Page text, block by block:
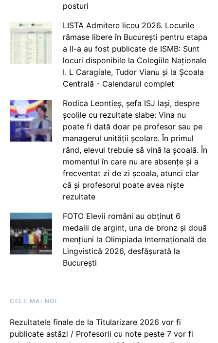
posturi
LISTA Admitere liceu 2026. Locurile
rămase libere în București pentru etapa
a II-a au fost publicate de ISMB: Sunt
locuri disponibile la Colegiile Naționale
I. L Caragiale, Tudor Vianu și la Școala
Centrală - Calendarul complet
Rodica Leontieș, șefa ISJ Iași, despre
școlile cu rezultate slabe: Vina nu
poate fi dată doar pe profesor sau pe
managerul unității școlare. În primul
rând, elevul trebuie să vină la școală. În
momentul în care nu are absențe și a
frecventat zi de zi școala, atunci clar
că și profesorul poate avea niște
rezultate
FOTO Elevii români au obținut 6
medalii de argint, una de bronz și două
mențiuni la Olimpiada Internațională de
Lingvistică 2026, desfășurată la
București
CELE MAI NOI
Rezultatele finale de la Titularizare 2026 vor fi
publicate astăzi / Profesorii cu note peste 7 vor fi